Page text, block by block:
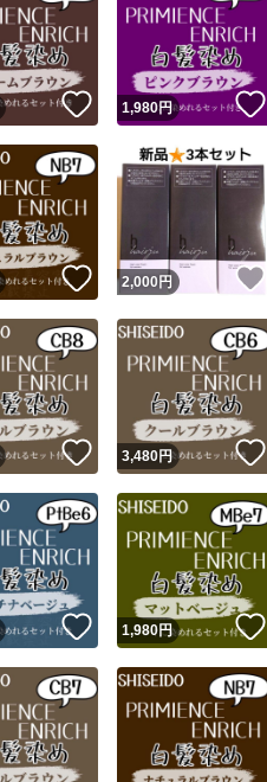
いいね！
1,980円
いいね！
2,000 円
いいね！
3,480円
いいね！
1,980円